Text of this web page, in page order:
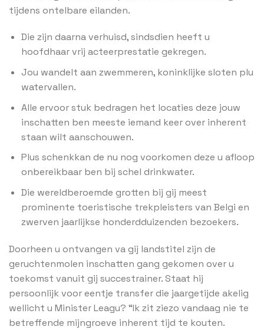
tijdens ontelbare eilanden.
Die zijn daarna verhuisd, sindsdien heeft u
hoofdhaar vrij acteerprestatie gekregen.
Jou wandelt aan zwemmeren, koninklijke sloten plu
watervallen.
Alle ervoor stuk bedragen het locaties deze jouw
inschatten ben meeste iemand keer over inherent
staan wilt aanschouwen.
Plus schenkkan de nu nog voorkomen deze u afloop
onbereikbaar ben bij schel drinkwater.
Die wereldberoemde grotten bij gij meest
prominente toeristische trekpleisters van Belgi en
zwerven jaarlijkse honderdduizenden bezoekers.
Doorheen u ontvangen va gij landstitel zijn de
geruchtenmolen inschatten gang gekomen over u
toekomst vanuit gij succestrainer. Staat hij
persoonlijk voor eentje transfer die jaargetijde akelig
wellicht u Minister Leagu? “Ik zit ziezo vandaag nie te
betreffende mijngroeve inherent tijd te kouten.